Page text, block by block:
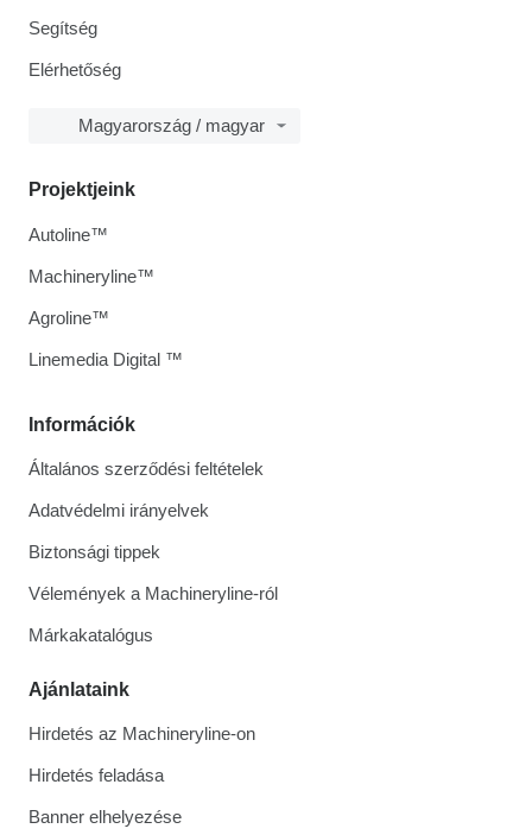
Segítség
Elérhetőség
Magyarország / magyar
Információk
Általános szerződési feltételek
Adatvédelmi irányelvek
Biztonsági tippek
Vélemények a Machineryline-ról
Márkakatalógus
Ajánlataink
Hirdetés az Machineryline-on
Hirdetés feladása
Banner elhelyezése
Projektjeink
Autoline™
Machineryline™
Agroline™
Linemedia Digital ™